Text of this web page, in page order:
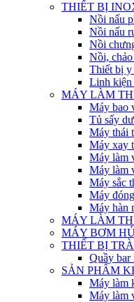
THIẾT BỊ
Nồi nấu
Nồi nấu
Nồi
Nồi,
Thiết bị y
Linh kiện
MÁY LÀM
Máy bao
Tủ sấy
Máy thái
Máy xay
Máy làm
Máy làm
Máy sắc
Máy
Máy hàn
MÁY LÀM
MÁY BƠM
THIẾT BỊ
Quầy bar
SẢN PHẨM
Máy làm
Máy làm